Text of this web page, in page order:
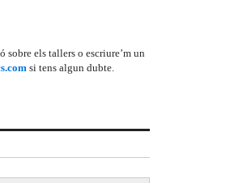
sobre els tallers o escriure’m un
si tens algun dubte.